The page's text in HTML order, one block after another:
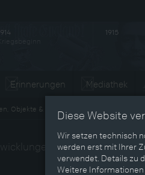
1915
Erinnerungen Mediathek
Objekte & Ereignissse
der Vor- und
Diese Website
Wir setzen technisch
werden erst mit Ihrer
verwendet. Details zu
Weitere Informationen